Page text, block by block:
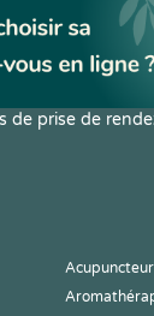
de prise de
Acupuncteur